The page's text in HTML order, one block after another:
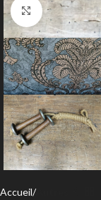
Agrandir
Accueil Autres